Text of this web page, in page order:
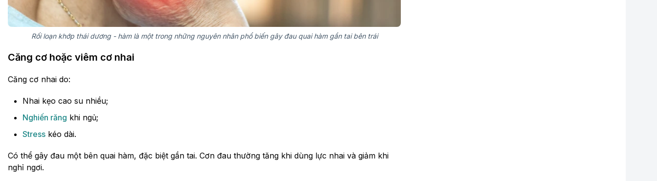
Rối loạn khớp thái dương - hàm là một trong những nguyên nhân phổ biến gây đau quai hàm gần tai bên trái
Căng cơ hoặc viêm cơ nhai
Căng cơ nhai do:
Nhai kẹo cao su nhiều;
Nghiến răng khi ngủ;
Stress kéo dài.
Có thể gây đau một bên quai hàm, đặc biệt gần tai. Cơn đau thường tăng khi dùng lực nhai và giảm khi
nghỉ ngơi.